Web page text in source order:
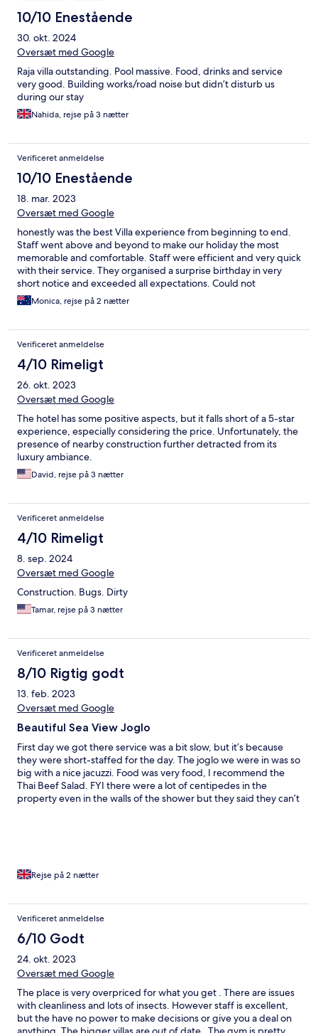
10/10 Enestående
30. okt. 2024
Oversæt med Google
Raja villa outstanding. Pool massive. Food, drinks and service
very good. Building works/road noise but didn’t disturb us
during our stay
Nahida, rejse på 3 nætter
Verificeret anmeldelse
10/10 Enestående
18. mar. 2023
Oversæt med Google
honestly was the best Villa experience from beginning to end.
Staff went above and beyond to make our holiday the most
memorable and comfortable. Staff were efficient and very quick
with their service. They organised a surprise birthday in very
short notice and exceeded all expectations. Could not
recommend a better place to stay in Bali ! Definitely recommend
this place !!
Monica, rejse på 2 nætter
Verificeret anmeldelse
4/10 Rimeligt
26. okt. 2023
Oversæt med Google
The hotel has some positive aspects, but it falls short of a 5-star
experience, especially considering the price. Unfortunately, the
presence of nearby construction further detracted from its
luxury ambiance.
David, rejse på 3 nætter
Verificeret anmeldelse
4/10 Rimeligt
8. sep. 2024
Oversæt med Google
Construction. Bugs. Dirty
Tamar, rejse på 3 nætter
Verificeret anmeldelse
8/10 Rigtig godt
13. feb. 2023
Oversæt med Google
Beautiful Sea View Joglo
First day we got there service was a bit slow, but it’s because
they were short-staffed for the day. The joglo we were in was so
big with a nice jacuzzi. Food was very food, I recommend the
Thai Beef Salad. FYI there were a lot of centipedes in the
property even in the walls of the shower but they said they can’t
Rejse på 2 nætter
Verificeret anmeldelse
6/10 Godt
24. okt. 2023
Oversæt med Google
The place is very overpriced for what you get . There are issues
with cleanliness and lots of insects. However staff is excellent,
but the have no power to make decisions or give you a deal on